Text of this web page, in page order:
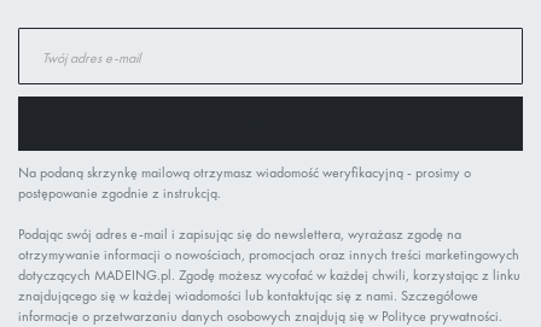
nasz
newsletter:
Na podaną skrzynkę mailową otrzymasz wiadomość weryfikacyjną - prosimy o
postępowanie zgodnie z instrukcją.
Podając swój adres e-mail i zapisując się do newslettera, wyrażasz zgodę na
otrzymywanie informacji o nowościach, promocjach oraz innych treści marketingowych
dotyczących MADEING.pl. Zgodę możesz wycofać w każdej chwili, korzystając z linku
znajdującego się w każdej wiadomości lub kontaktując się z nami. Szczegółowe
informacje o przetwarzaniu danych osobowych znajdują się w Polityce prywatności.